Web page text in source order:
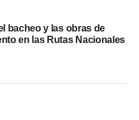
bacheo y las obras de
en las Rutas Nacionales